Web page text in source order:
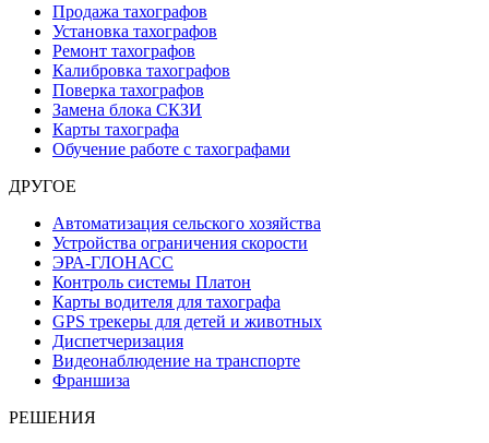
Продажа тахографов
Установка тахографов
Ремонт тахографов
Калибровка тахографов
Поверка тахографов
Замена блока СКЗИ
Карты тахографа
Обучение работе с тахографами
ДРУГОЕ
Автоматизация сельского хозяйства
Устройства ограничения скорости
ЭРА-ГЛОНАСС
Контроль системы Платон
Карты водителя для тахографа
GPS трекеры для детей и животных
Диспетчеризация
Видеонаблюдение на транспорте
Франшиза
РЕШЕНИЯ